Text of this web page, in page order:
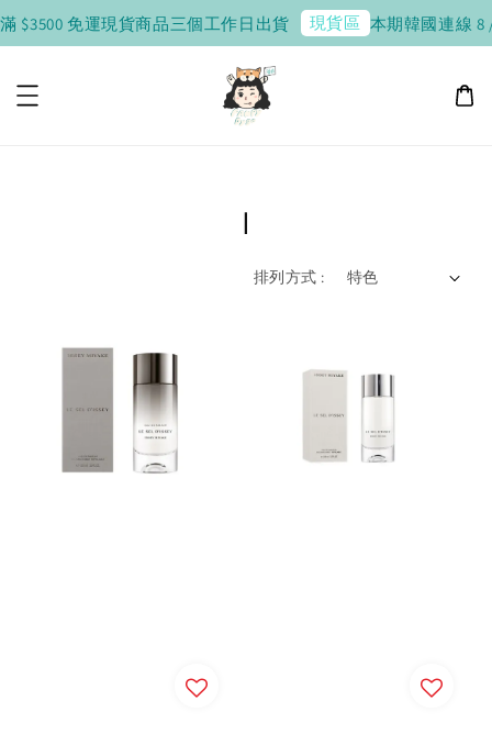
$3500 免運現貨商品三個工作日出貨 現貨區 本期韓國連線 8
I
排列方式 :